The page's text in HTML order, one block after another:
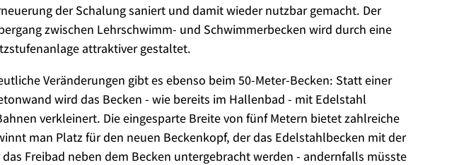
der Schalung saniert und damit wieder nutzbar gemacht. Der
zwischen Lehrschwimm- und Schwimmerbecken wird durch eine
attraktiver gestaltet.
Veränderungen gibt es ebenso beim 50-Meter-Becken: Statt einer
wird das Becken - wie bereits im Hallenbad - mit Edelstahl
verkleinert. Die eingesparte Breite von fünf Metern bietet zahlreiche
man Platz für den neuen Beckenkopf, der das Edelstahlbecken mit der
Freibad neben dem Becken untergebracht werden - andernfalls müsste